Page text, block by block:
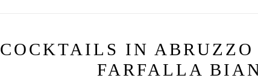
COCKTAILS IN
FARFALLA